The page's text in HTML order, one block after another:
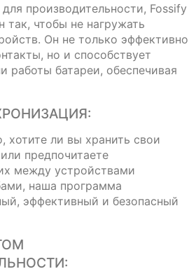
производительности, Fossify
так, чтобы не нагружать
Он не только эффективно
но и способствует
работы батареи, обеспечивая
хотите ли вы хранить свои
предпочитаете
между устройствами
наша программа
эффективный и безопасный